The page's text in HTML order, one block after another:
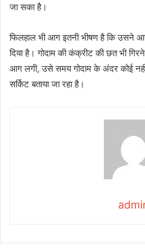
जा सका है।
फिलहाल भी आग इतनी भीषण है कि उसने
दिया है। गोदाम की कंक्रीट की छत भी
आग लगी, उसे समय गोदाम के अंदर कोई
सर्किट बताया जा रहा है।